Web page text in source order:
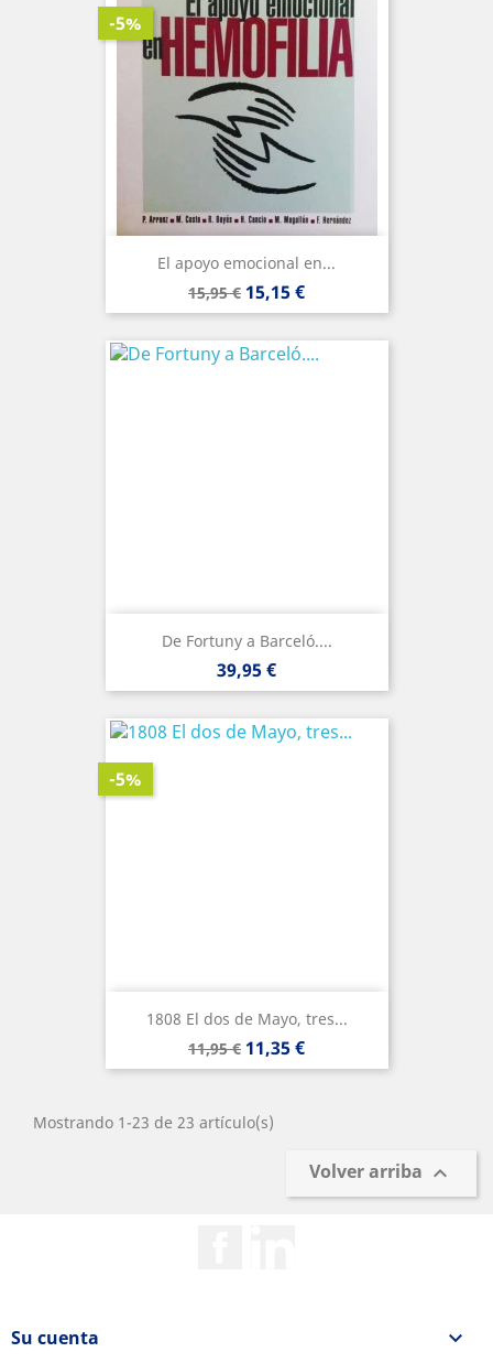
El apoyo emocional en...
Precio
base
15,95 €
-5%
Precio
15,15 €
De Fortuny a Barceló....
Precio
39,95 €
1808 El dos de Mayo, tres...
Precio
base
11,95 €
-5%
Precio
11,35 €
Mostrando 1-23 de 23 artículo(s)
Volver arriba 
Su cuenta 